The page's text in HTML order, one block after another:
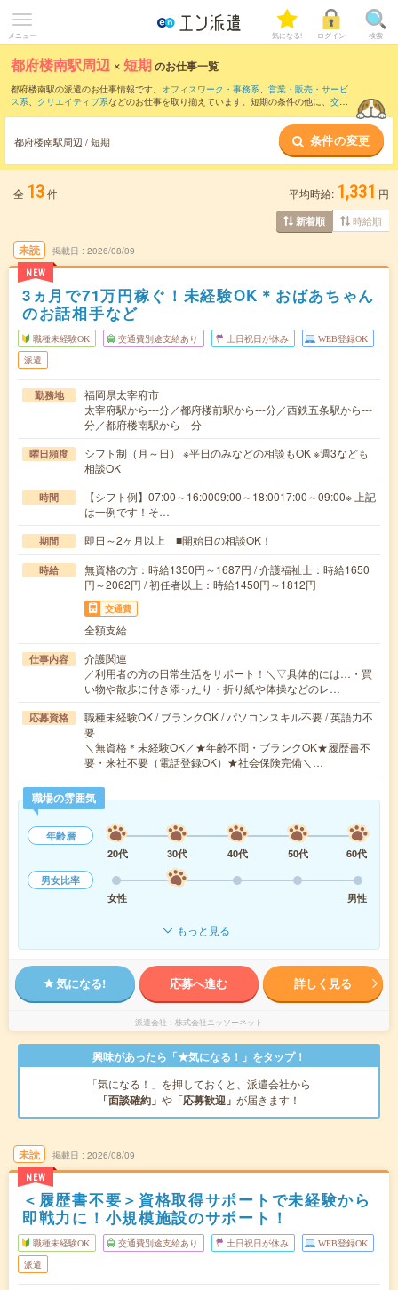
メニュー 気になる! ログイン 検索
都府楼南駅周辺 ×短期のお仕事一覧
都府楼南駅の派遣のお仕事情報です。 オフィスワーク・事務系、 営業・販売・サービ
ス系、 クリエイティブ系などのお仕事を取り揃えています。短期の条件の他に、 交通
都府楼南駅周辺 / 短期 条件の変更
全 13件 平均時給: 1,331 円
新着順 時給順
未読
NEW
掲載日 2026/08/09
3ヵ月で71万円稼ぐ！未経験OK＊おばあちゃん
のお話相手など
職種未経験OK 交通費別途支給あり 土日祝日が休み WEB登録OK
派遣
勤務地
福岡県太宰府市
太宰府駅から---分／都府楼前駅から---分／西鉄五条駅から---
分／都府楼南駅から---分
曜日頻度
シフト制（月～日） ※平日のみなどの相談もOK ※週3なども
相談OK
時間
【シフト例】07:00～16:0009:00～18:0017:00～09:00※ 上記
は一例です！そ…
期間 即日～2ヶ月以上 ■開始日の相談OK！
時給
無資格の方：時給1350円～1687円 / 介護福祉士：時給1650
円～2062円 / 初任者以上：時給1450円～1812円
交通費
全額支給
仕事内容
介護関連
／利用者の方の日常生活をサポート！＼▽具体的には…・買
い物や散歩に付き添ったり・折り紙や体操などのレ…
応募資格
職種未経験OK / ブランクOK / パソコンスキル不要 / 英語力不
要
＼無資格＊未経験OK／★年齢不問・ブランクOK★履歴書不
要・来社不要（電話登録OK）★社会保険完備＼…
職場の雰囲気
年齢層
20代
30代 40代 50代
60代
男女比率
女性
男性
もっと見る
気になる! 応募へ進む 詳しく見る
派遣会社 株式会社ニッソーネット
興味があったら「★気になる！」をタップ！
「気になる！」を押しておくと、派遣会社から
「面談確約」 や 「応募歓迎」 が届きます！
未読
NEW
掲載日 2026/08/09
＜履歴書不要＞資格取得サポートで未経験から
即戦力に！小規模施設のサポート！
職種未経験OK 交通費別途支給あり 土日祝日が休み WEB登録OK
派遣